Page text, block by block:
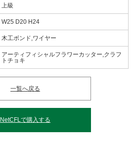
上級
W25 D20 H24
木工ボンド,ワイヤー
アーティフィシャルフラワーカッター,クラフ
トチョキ
一覧へ戻る
NetCFLで購入する